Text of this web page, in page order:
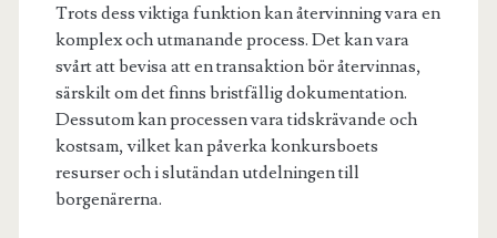
Trots dess viktiga funktion kan återvinning vara en
komplex och utmanande process. Det kan vara
svårt att bevisa att en transaktion bör återvinnas,
särskilt om det finns bristfällig dokumentation.
Dessutom kan processen vara tidskrävande och
kostsam, vilket kan påverka konkursboets
resurser och i slutändan utdelningen till
borgenärerna.